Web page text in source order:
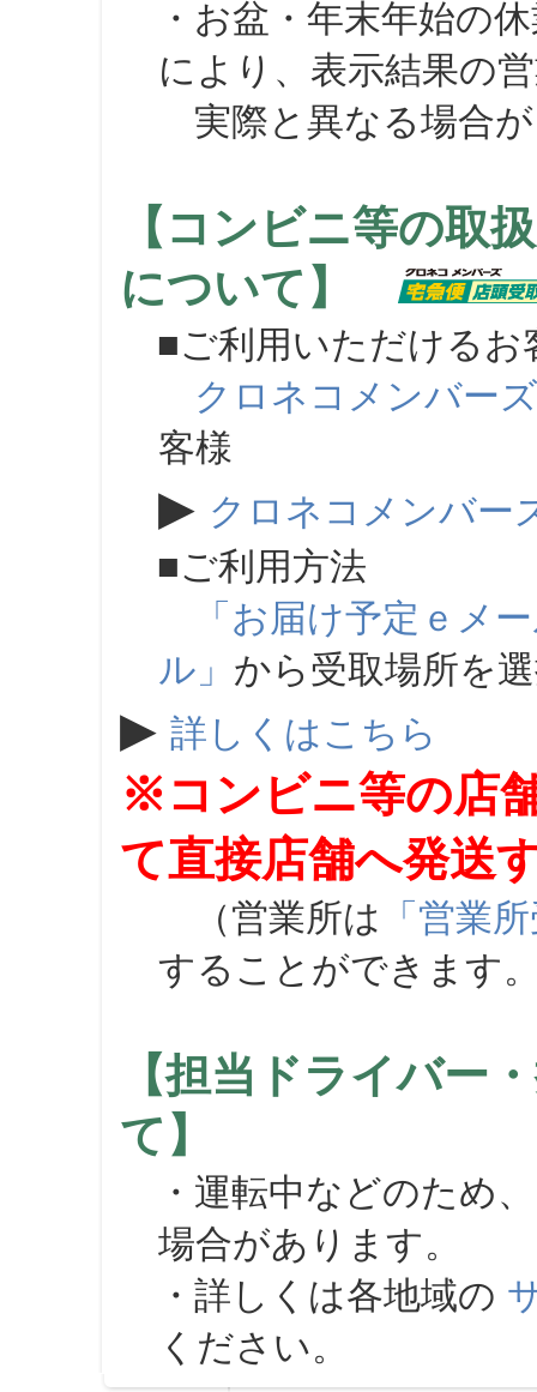
・お盆・年末年始の
により、表示結果の
実際と異なる場合が
【コンビニ等の取
について】
■ご利用いただけるお
クロネコメンバーズ
客様
▶ クロネコメンバー
■ご利用方法
「お届け予定ｅメ
ル」 から受取場所を
▶ 詳しくはこちら
※コンビニ等の店
て直接店舗へ発送
（営業所は 「営業
することができます
【担当ドライバー
て】
・運転中などのため
場合があります。
・詳しくは各地域の
ください。